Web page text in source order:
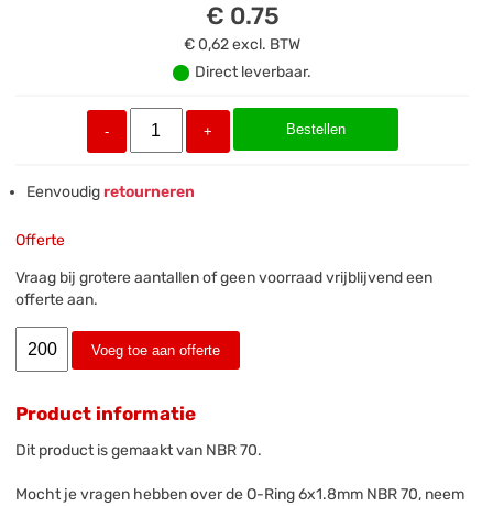
€ 0.75
€ 0,62excl. BTW
Direct leverbaar.
- + Bestellen
Eenvoudigretourneren
Offerte
Vraag bij grotere aantallen of geen voorraad vrijblijvend een
offerte aan.
Voeg toe aan offerte
Product informatie
Dit product is gemaakt van NBR 70.
Mocht je vragen hebben over de O-Ring 6x1.8mm NBR 70, neem